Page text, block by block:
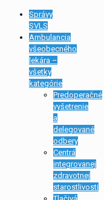
Správy
SVLS
Ambulancia
všeobecného
lekára –
všetky
kategórie
Predoperačné
vyšetrenie
a
delegované
odbery
Centrá
integrovanej
zdravotnej
starostlivosti